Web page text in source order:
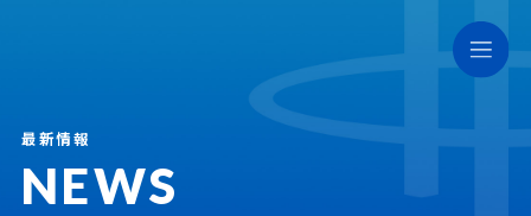
NEWS
最新情報